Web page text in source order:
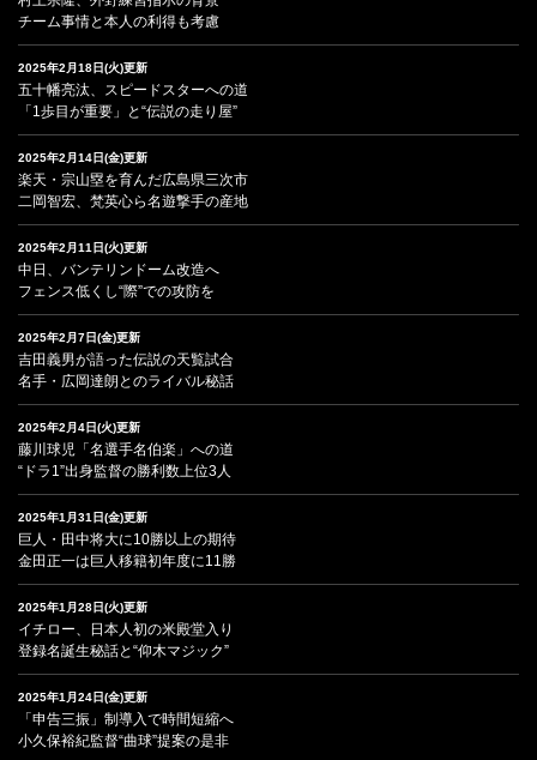
チーム事情と本人の利得も考慮
2025年2月18日(火)更新
五十幡亮汰、スピードスターへの道
「1歩目が重要」と“伝説の走り屋”
2025年2月14日(金)更新
楽天・宗山塁を育んだ広島県三次市
二岡智宏、梵英心ら名遊撃手の産地
2025年2月11日(火)更新
中日、バンテリンドーム改造へ
フェンス低くし“際”での攻防を
2025年2月7日(金)更新
吉田義男が語った伝説の天覧試合
名手・広岡達朗とのライバル秘話
2025年2月4日(火)更新
藤川球児「名選手名伯楽」への道
“ドラ1”出身監督の勝利数上位3人
2025年1月31日(金)更新
巨人・田中将大に10勝以上の期待
金田正一は巨人移籍初年度に11勝
2025年1月28日(火)更新
イチロー、日本人初の米殿堂入り
登録名誕生秘話と“仰木マジック”
2025年1月24日(金)更新
「申告三振」制導入で時間短縮へ
小久保裕紀監督“曲球”提案の是非